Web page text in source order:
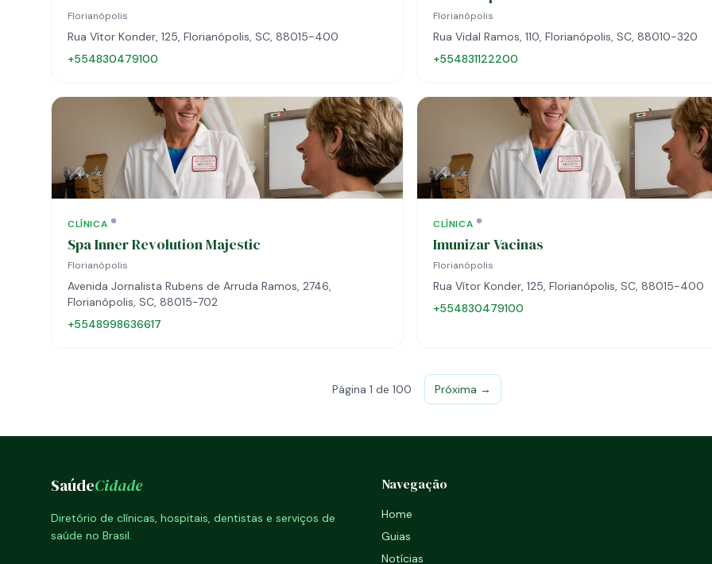
Florianópolis
Rua Vítor Konder, 125, Florianópolis, SC, 88015-400
+554830479100
Florianópolis
Rua Vidal Ramos, 110, Florianópolis, SC, 88010-320
+554831122200
CLÍNICA
Spa Inner Revolution Majestic
Florianópolis
Avenida Jornalista Rubens de Arruda Ramos, 2746,
Florianópolis, SC, 88015-702
+5548998636617
CLÍNICA
Imunizar Vacinas
Florianópolis
Rua Vítor Konder, 125, Florianópolis, SC, 88015-400
+554830479100
Página 1 de 100 Próxima →
SaúdeCidade
Diretório de clínicas, hospitais, dentistas e serviços de
saúde no Brasil.
Navegação
Home
Guias
Notícias